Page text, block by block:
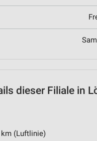
dieser Filiale in
km (Luftlinie)